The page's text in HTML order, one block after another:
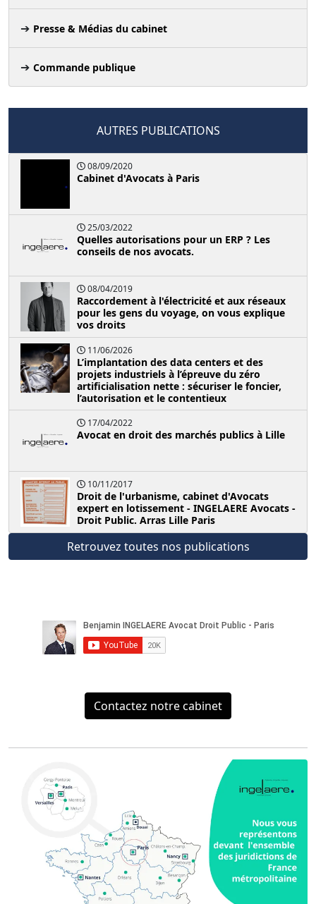
Presse & Médias du cabinet
Commande publique
AUTRES PUBLICATIONS
08/09/2020
Cabinet d'Avocats à Paris
25/03/2022
Quelles autorisations pour un ERP ? Les
conseils de nos avocats.
08/04/2019
Raccordement à l'électricité et aux réseaux
pour les gens du voyage, on vous explique
vos droits
11/06/2026
L’implantation des data centers et des
projets industriels à l’épreuve du zéro
artificialisation nette : sécuriser le foncier,
l’autorisation et le contentieux
17/04/2022
Avocat en droit des marchés publics à Lille
10/11/2017
Droit de l'urbanisme, cabinet d'Avocats
expert en lotissement - INGELAERE Avocats -
Droit Public. Arras Lille Paris
Retrouvez toutes nos publications
Contactez notre cabinet